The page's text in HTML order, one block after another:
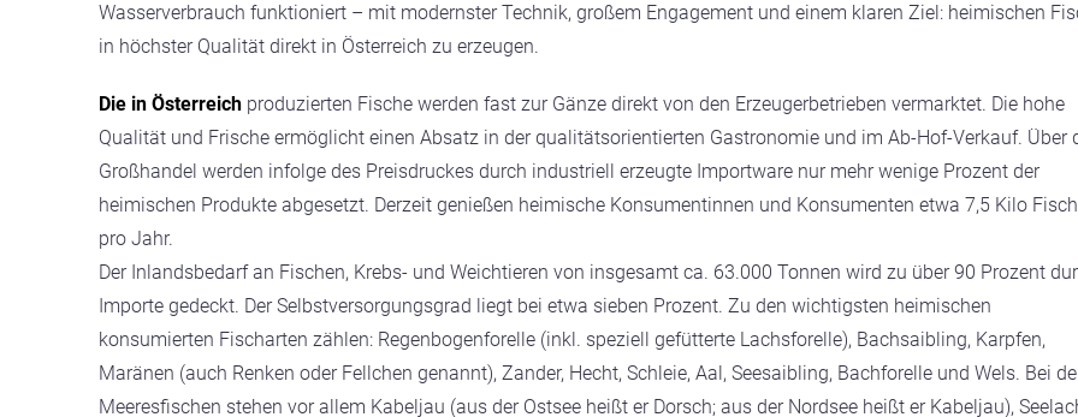
Wasserverbrauch funktioniert – mit modernster Technik, großem Engagement und einem klaren Ziel: heimischen
in höchster Qualität direkt in Österreich zu erzeugen.
Die in Österreich produzierten Fische werden fast zur Gänze direkt von den Erzeugerbetrieben vermarktet. Die hohe
Qualität und Frische ermöglicht einen Absatz in der qualitätsorientierten Gastronomie und im Ab-Hof-Verkauf. Über
Großhandel werden infolge des Preisdruckes durch industriell erzeugte Importware nur mehr wenige Prozent der
heimischen Produkte abgesetzt. Derzeit genießen heimische Konsumentinnen und Konsumenten etwa 7,5 Kilo Fisch
pro Jahr.
Der Inlandsbedarf an Fischen, Krebs- und Weichtieren von insgesamt ca. 63.000 Tonnen wird zu über 90 Prozent
Importe gedeckt. Der Selbstversorgungsgrad liegt bei etwa sieben Prozent. Zu den wichtigsten heimischen
konsumierten Fischarten zählen: Regenbogenforelle (inkl. speziell gefütterte Lachsforelle), Bachsaibling, Karpfen,
Maränen (auch Renken oder Fellchen genannt), Zander, Hecht, Schleie, Aal, Seesaibling, Bachforelle und Wels. Bei
Meeresfischen stehen vor allem Kabeljau (aus der Ostsee heißt er Dorsch; aus der Nordsee heißt er Kabeljau),